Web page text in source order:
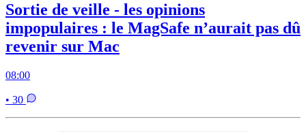
Sortie de veille - les opinions
impopulaires : le MagSafe n’aurait pas dû
revenir sur Mac
08:00
• 30